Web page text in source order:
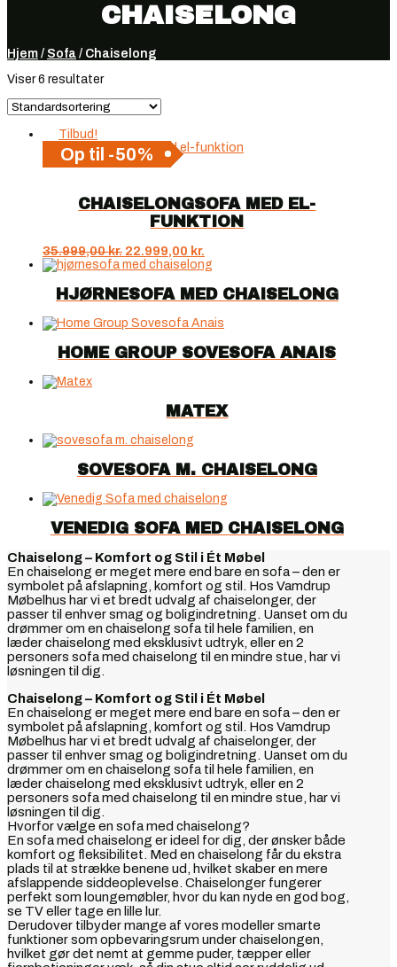
CHAISELONG
Hjem / Sofa / Chaiselong
Viser 6 resultater
Tilbud!
Op til -50%
CHAISELONGSOFA MED EL-
FUNKTION
35.999,00kr. Den
oprindelige
var:
22.999,00 kr.
aktuelle
er:
HJØRNESOFA MED CHAISELONG
HOME GROUP SOVESOFA ANAIS
MATEX
SOVESOFA M. CHAISELONG
VENEDIG SOFA MED CHAISELONG
Chaiselong – Komfort og Stil i Ét Møbel
En chaiselong er meget mere end bare en sofa – den er
symbolet på afslapning, komfort og stil. Hos Vamdrup
Møbelhus har vi et bredt udvalg af chaiselonger, der
passer til enhver smag og boligindretning. Uanset om du
drømmer om en chaiselong sofa til hele familien, en
læder chaiselong med eksklusivt udtryk, eller en 2
personers sofa med chaiselong til en mindre stue, har vi
løsningen til dig.
Chaiselong – Komfort og Stil i Ét Møbel
En chaiselong er meget mere end bare en sofa – den er
symbolet på afslapning, komfort og stil. Hos Vamdrup
Møbelhus har vi et bredt udvalg af chaiselonger, der
passer til enhver smag og boligindretning. Uanset om du
drømmer om en chaiselong sofa til hele familien, en
læder chaiselong med eksklusivt udtryk, eller en 2
personers sofa med chaiselong til en mindre stue, har vi
løsningen til dig.
Hvorfor vælge en sofa med chaiselong?
En sofa med chaiselong er ideel for dig, der ønsker både
komfort og fleksibilitet. Med en chaiselong får du ekstra
plads til at strække benene ud, hvilket skaber en mere
afslappende siddeoplevelse. Chaiselonger fungerer
perfekt som loungemøbler, hvor du kan nyde en god bog,
se TV eller tage en lille lur.
Derudover tilbyder mange af vores modeller smarte
funktioner som opbevaringsrum under chaiselongen,
hvilket gør det nemt at gemme puder, tæpper eller